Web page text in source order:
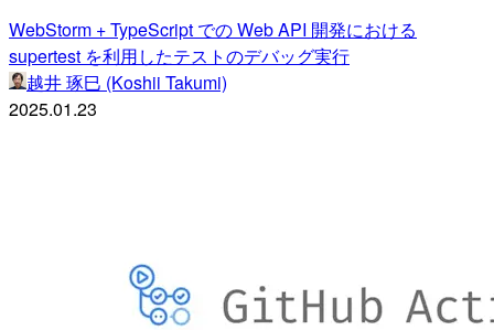
WebStorm + TypeScript での Web API 開発における
supertest を利用したテストのデバッグ実行
越井 琢巳 (Koshii Takumi)
2025.01.23